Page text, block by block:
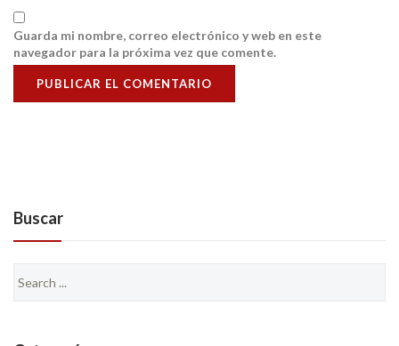
Guarda mi nombre, correo electrónico y web en este
navegador para la próxima vez que comente.
Buscar
for: